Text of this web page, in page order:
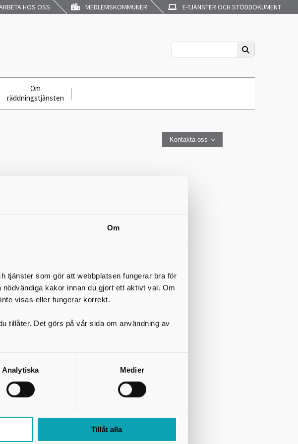
Om
tjänster som gör att webbplatsen fungerar bra för
kakor innan du gjort ett aktivt val. Om
visas eller fungerar korrekt.
tillåter. Det görs på vår sida om användning av
Analytiska Medier
Tillåt alla
HOS OSS MEDLEMSKOMMUNER E-TJÄNSTER OCH STÖDDOKUMENT
Om
räddningstjänsten
Kontakta oss